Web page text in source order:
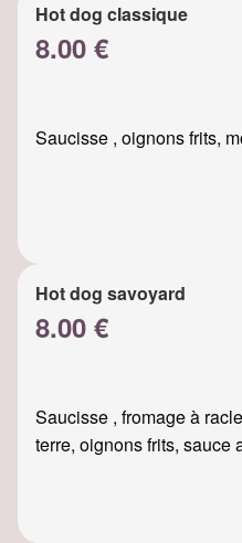
Hot dog classique
8.00 €
Saucisse , oignons frits,
Hot dog savoyard
8.00 €
Saucisse , fromage à
terre, oignons frits, sauce